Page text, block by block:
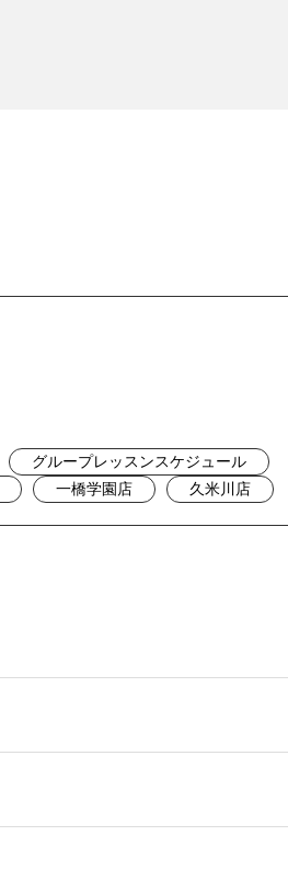
グループレッスンスケジュール
一橋学園店 久米川店